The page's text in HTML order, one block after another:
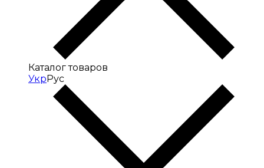
Каталог товаров
УкрРус